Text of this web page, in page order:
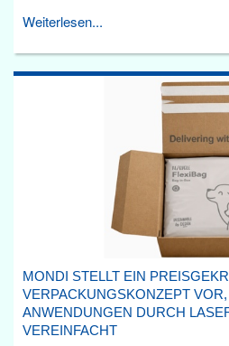
Weiterlesen...
MONDI STELLT EIN
VERPACKUNGSKONZEPT
ANWENDUNGEN DURCH
VEREINFACHT